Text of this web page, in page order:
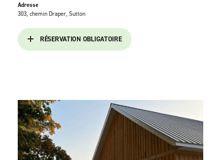
Adresse
303, chemin Draper, Sutton
RÉSERVATION OBLIGATOIRE